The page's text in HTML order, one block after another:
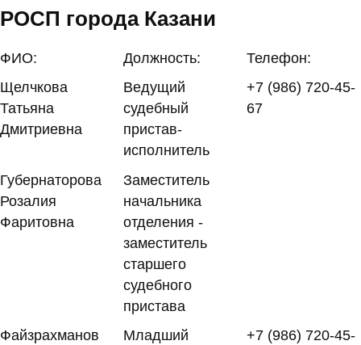
РОСП города Казани
ФИО: Должность:
Телефон:
Щелчкова
Татьяна
Дмитриевна
Ведущий
судебный
пристав-
исполнитель
+7 (986) 720-45-
67
Губернаторова
Розалия
Фаритовна
Заместитель
начальника
отделения -
заместитель
старшего
судебного
пристава
Файзрахманов
Младший
+7 (986) 720-45-